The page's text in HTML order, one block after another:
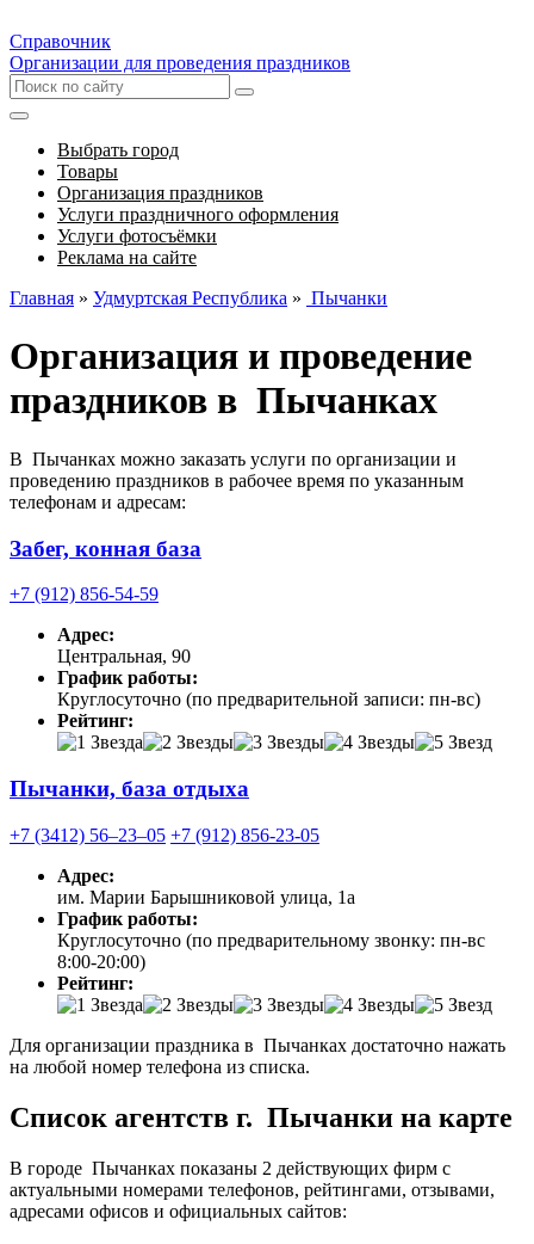
Справочник
Организации для проведения праздников
Выбрать город
Товары
Организация праздников
Услуги праздничного оформления
Услуги фотосъёмки
Реклама на сайте
Главная » Удмуртская Республика » Пычанки
Организация и проведение
праздников в Пычанках
В Пычанках можно заказать услуги по организации и
проведению праздников в рабочее время по указанным
телефонам и адресам:
Забег, конная база
+7 (912) 856-54-59
Адрес:
Центральная, 90
График работы:
Круглосуточно (по предварительной записи: пн-вс)
Рейтинг:
Пычанки, база отдыха
+7 (3412) 56‒23‒05 +7 (912) 856-23-05
Адрес:
им. Марии Барышниковой улица, 1а
График работы:
Круглосуточно (по предварительному звонку: пн-вс
8:00-20:00)
Рейтинг:
Для организации праздника в Пычанках достаточно нажать
на любой номер телефона из списка.
Список агентств г. Пычанки на карте
В городе Пычанках показаны 2 действующих фирм с
актуальными номерами телефонов, рейтингами, отзывами,
адресами офисов и официальных сайтов: